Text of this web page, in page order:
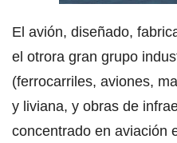
El avión, diseñado,
el otrora gran grupo
(ferrocarriles, aviones,
y liviana, y obras de
concentrado en aviación